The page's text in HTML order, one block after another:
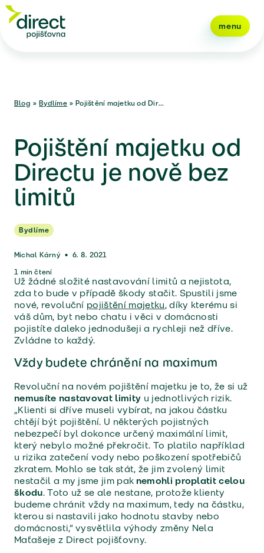
menu
Blog » Bydlíme » Pojištění majetku od Dir...
Pojištění majetku od
Directu je nově bez
limitů
Bydlíme
Michal Kárný • 6. 8. 2021
1 min čtení
Už žádné složité nastavování limitů a nejistota,
zda to bude v případě škody stačit. Spustili jsme
nové, revoluční pojištění majetku, díky kterému si
váš dům, byt nebo chatu i věci v domácnosti
pojistíte daleko jednodušeji a rychleji než dříve.
Zvládne to každý.
Vždy budete chránění na maximum
Revoluční na novém pojištění majetku je to, že si už
nemusíte nastavovat limity u jednotlivých rizik.
„Klienti si dříve museli vybírat, na jakou částku
chtějí být pojištění. U některých pojistných
nebezpečí byl dokonce určený maximální limit,
který nebylo možné překročit. To platilo například
u rizika zatečení vody nebo poškození spotřebičů
zkratem. Mohlo se tak stát, že jim zvolený limit
nestačil a my jsme jim pak nemohli proplatit celou
škodu. Toto už se ale nestane, protože klienty
budeme chránit vždy na maximum, tedy na částku,
kterou si nastavili jako hodnotu stavby nebo
domácnosti,“ vysvětlila výhody změny Nela
Maťašeje z Direct pojišťovny.